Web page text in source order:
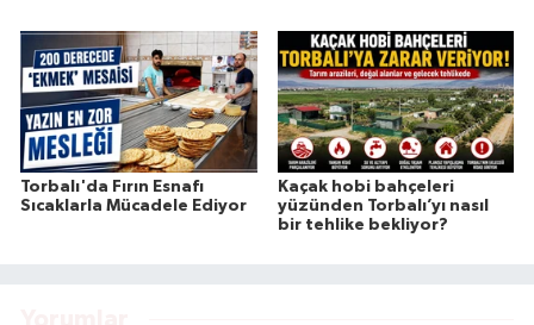
Torbalı'da Fırın Esnafı
Sıcaklarla Mücadele Ediyor
Kaçak hobi bahçeleri
yüzünden Torbalı’yı nasıl
bir tehlike bekliyor?